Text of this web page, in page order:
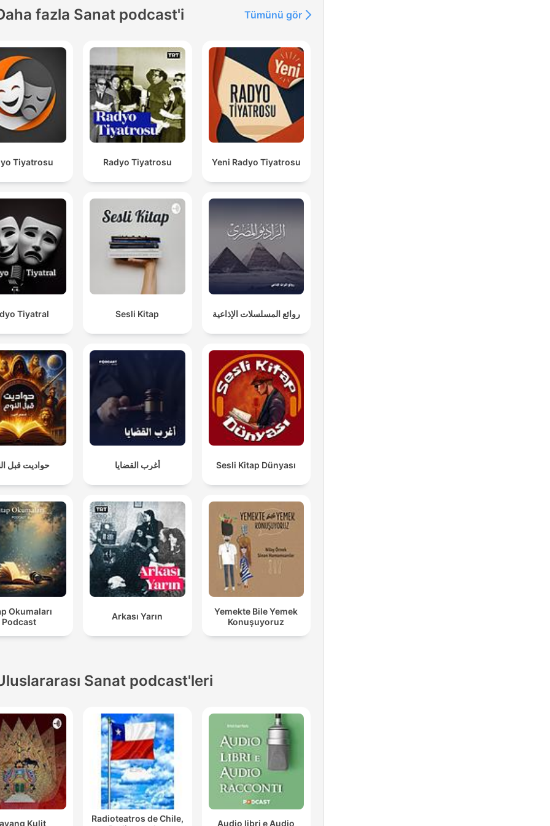
fazla Sanat podcast'i Tümünü gör
Tiyatrosu Radyo Tiyatrosu Yeni Radyo Tiyatrosu
Tiyatral Sesli Kitap روائع المسلسلات الإذاعية
حواديت قبل أغرب القضايا Sesli Kitap Dünyası
Okumaları
Podcast
Arkası Yarın
Yemekte Bile Yemek
Konuşuyoruz
Sanat podcast'leri
Kulit
Radioteatros de Chile,
Audio libri e Audio